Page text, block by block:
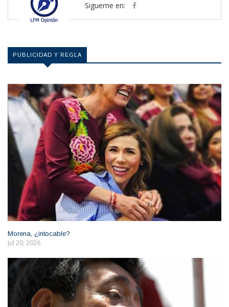
Sigueme en:
PUBLICIDAD Y REGLA
Morena, ¿intocable?
Jul 20, 2026